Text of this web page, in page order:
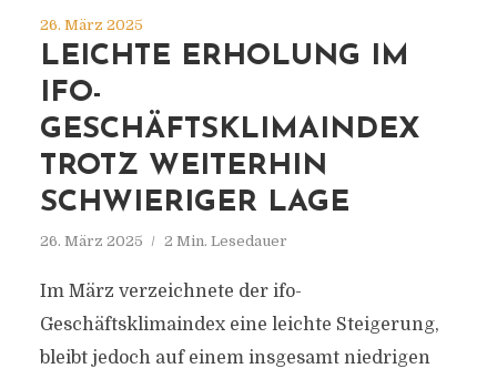
26. März 2025
LEICHTE ERHOLUNG IM
IFO-
GESCHÄFTSKLIMAINDEX
TROTZ WEITERHIN
SCHWIERIGER LAGE
26. März 2025 2 Min. Lesedauer
Im März verzeichnete der ifo-
Geschäftsklimaindex eine leichte Steigerung,
bleibt jedoch auf einem insgesamt niedrigen